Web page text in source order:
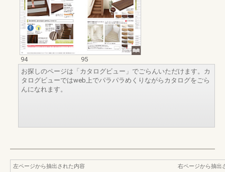
94
95
お探しのページは「カタログビュー」でごらんいただけます。カ
タログビューではweb上でパラパラめくりながらカタログをごら
んになれます。
左ページから抽出された内容
右ページから抽出